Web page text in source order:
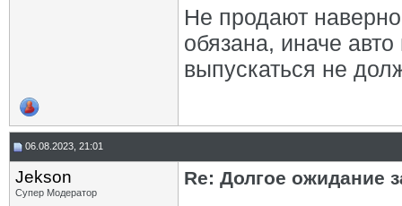
Не продают
обязана, иначе
выпускаться не
06.08.2023, 21:01
Jekson
Супер Модератор
Re: Долгое ожидание